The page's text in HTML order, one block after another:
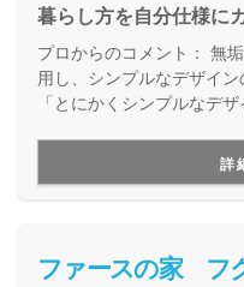
暮らし方を自分仕様に
プロからのコメント： 無
用し、シンプルなデザイン
「とにかくシンプルなデ
特徴の１つであり、家族
生活空間を作りあげます
ゥに加盟している不動産
詳
ファースの家 フ